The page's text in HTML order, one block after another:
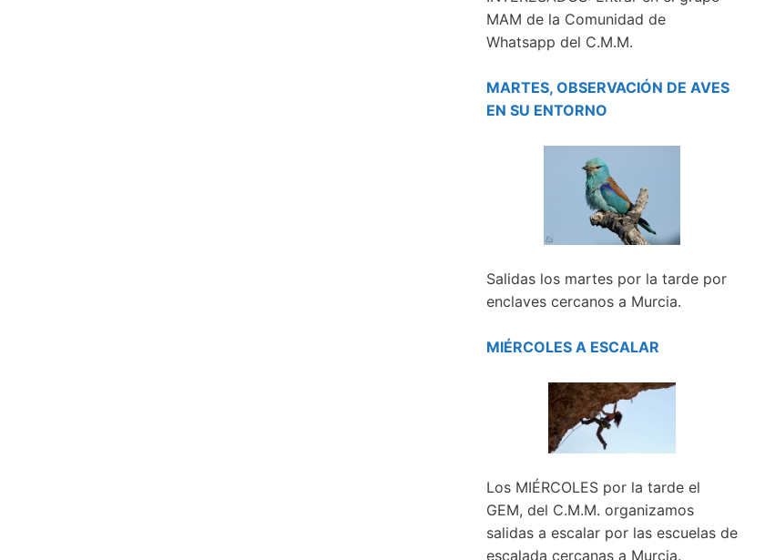
MAM de la Comunidad de
Whatsapp del C.M.M.
MARTES, OBSERVACIÓN DE AVES
EN SU ENTORNO
Salidas los martes por la tarde por
enclaves cercanos a Murcia.
MIÉRCOLES A ESCALAR
Los MIÉRCOLES por la tarde el
GEM, del C.M.M. organizamos
salidas a escalar por las escuelas de
escalada cercanas a Murcia.